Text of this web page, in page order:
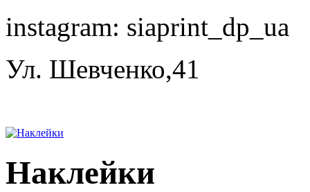
instagram: siaprint_dp_ua
Ул. Шевченко,41
Наклейки